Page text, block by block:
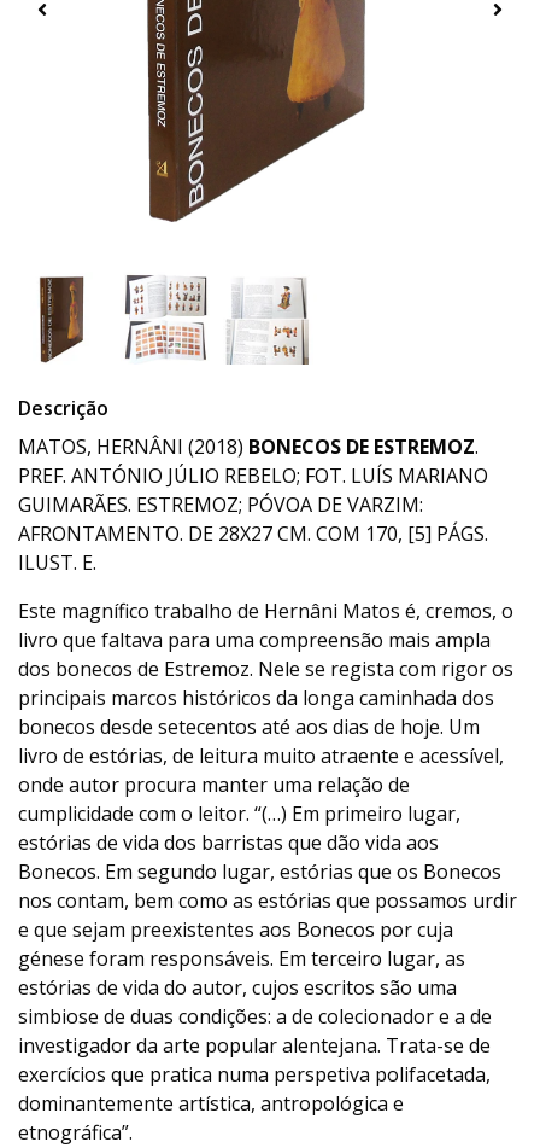
Descrição
MATOS, HERNÂNI (2018) BONECOS DE ESTREMOZ.
PREF. ANTÓNIO JÚLIO REBELO; FOT. LUÍS MARIANO
GUIMARÃES. ESTREMOZ; PÓVOA DE VARZIM:
AFRONTAMENTO. DE 28X27 CM. COM 170, [5] PÁGS.
ILUST. E.
Este magnífico trabalho de Hernâni Matos é, cremos, o
livro que faltava para uma compreensão mais ampla
dos bonecos de Estremoz. Nele se regista com rigor os
principais marcos históricos da longa caminhada dos
bonecos desde setecentos até aos dias de hoje. Um
livro de estórias, de leitura muito atraente e acessível,
onde autor procura manter uma relação de
cumplicidade com o leitor. “(…) Em primeiro lugar,
estórias de vida dos barristas que dão vida aos
Bonecos. Em segundo lugar, estórias que os Bonecos
nos contam, bem como as estórias que possamos urdir
e que sejam preexistentes aos Bonecos por cuja
génese foram responsáveis. Em terceiro lugar, as
estórias de vida do autor, cujos escritos são uma
simbiose de duas condições: a de colecionador e a de
investigador da arte popular alentejana. Trata-se de
exercícios que pratica numa perspetiva polifacetada,
dominantemente artística, antropológica e
etnográfica”.